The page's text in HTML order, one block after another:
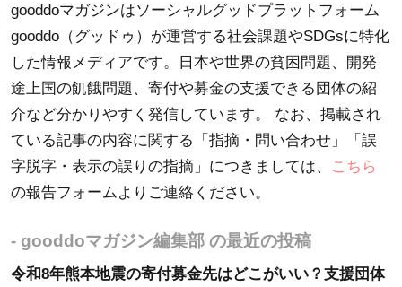
gooddoマガジンはソーシャルグッドプラットフォーム
gooddo（グッドゥ）が運営する社会課題やSDGsに特化
した情報メディアです。日本や世界の貧困問題、開発
途上国の飢餓問題、寄付や募金の支援できる団体の紹
介など分かりやすく発信しています。 なお、掲載され
ている記事の内容に関する「指摘・問い合わせ」「誤
字脱字・表示の誤りの指摘」につきましては、
こちら
の報告フォームよりご連絡ください。
- gooddoマガジン編集部 の最近の投稿
令和8年熊本地震の寄付募金先はどこがいい？支援団体